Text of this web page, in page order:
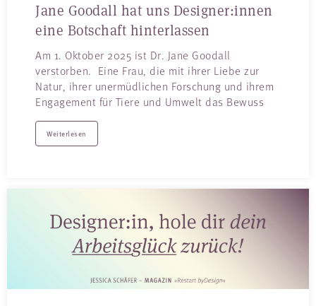
Jane Goodall hat uns Designer:innen
eine Botschaft hinterlassen
Am 1. Oktober 2025 ist Dr. Jane Goodall
verstorben. Eine Frau, die mit ihrer Liebe zur
Natur, ihrer unermüdlichen Forschung und ihrem
Engagement für Tiere und Umwelt das Bewuss
Weiterlesen